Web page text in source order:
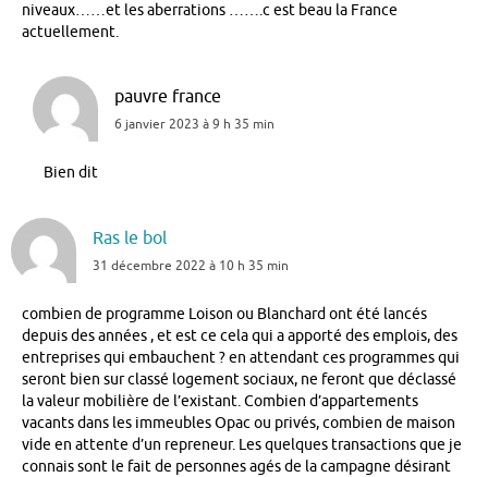
niveaux……et les aberrations …….c est beau la France
actuellement.
pauvre france
6 janvier 2023 à 9 h 35 min
Bien dit
Ras le bol
31 décembre 2022 à 10 h 35 min
combien de programme Loison ou Blanchard ont été lancés
depuis des années , et est ce cela qui a apporté des emplois, des
entreprises qui embauchent ? en attendant ces programmes qui
seront bien sur classé logement sociaux, ne feront que déclassé
la valeur mobilière de l’existant. Combien d’appartements
vacants dans les immeubles Opac ou privés, combien de maison
vide en attente d’un repreneur. Les quelques transactions que je
connais sont le fait de personnes agés de la campagne désirant